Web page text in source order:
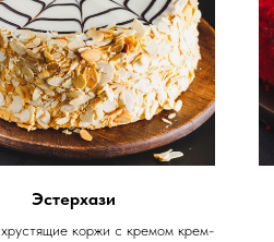
Эстерхази
коржи с кремом крем-